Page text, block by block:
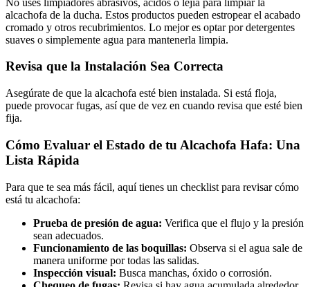
alcachofa de la ducha. Estos productos pueden estropear el acabado
cromado y otros recubrimientos. Lo mejor es optar por detergentes
suaves o simplemente agua para mantenerla limpia.
Revisa que la Instalación Sea Correcta
Asegúrate de que la alcachofa esté bien instalada. Si está floja,
puede provocar fugas, así que de vez en cuando revisa que esté bien
fija.
Cómo Evaluar el Estado de tu Alcachofa Hafa: Una
Lista Rápida
Para que te sea más fácil, aquí tienes un checklist para revisar cómo
está tu alcachofa:
Prueba de presión de agua: Verifica que el flujo y la presión
sean adecuados.
Funcionamiento de las boquillas: Observa si el agua sale de
manera uniforme por todas las salidas.
Inspección visual: Busca manchas, óxido o corrosión.